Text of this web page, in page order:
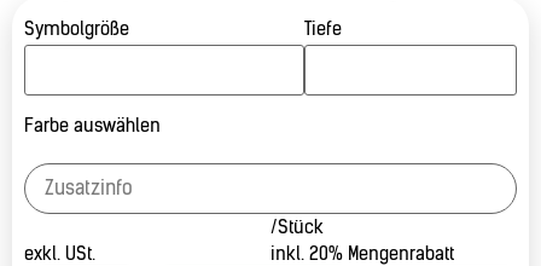
/Stück
exkl. USt.
inkl. 20% Mengenrabatt
Symbolgröße Tiefe
Farbe auswählen